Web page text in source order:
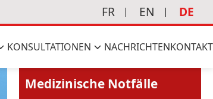
FR EN DE
KONSULTATIONEN NACHRICHTENKONTAKT
Medizinische Notfälle